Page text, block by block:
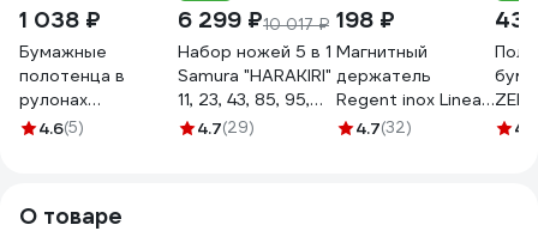
1 038 ₽
Бумажные
полотенца в
рулонах
OfficeClean 2-
4.6(5)
6 299 ₽10 017 ₽
Набор ножей 5 в 1
Samura "HARAKIRI"
11, 23, 43, 85, 95,
коррозионно-
4.7(29)
198 ₽
Магнитный
держатель
Regent inox Linea
FORTE 38 см 93-
4.7(32) 4.8
О товаре